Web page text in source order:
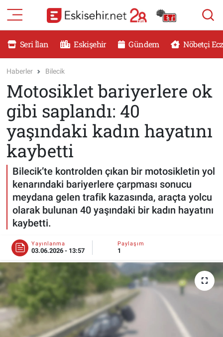
Seri İlan Eskişehir Gündem Nöbetçi
Haberler Bilecik
Motosiklet bariyerlere ok
gibi saplandı: 40
yaşındaki kadın hayatını
kaybetti
Bilecik’te kontrolden çıkan bir motosikletin yol
kenarındaki bariyerlere çarpması sonucu
meydana gelen trafik kazasında, araçta yolcu
olarak bulunan 40 yaşındaki bir kadın hayatını
kaybetti.
Yayınlanma
03.06.2026 - 13:57
Paylaşım
1
RESMİ İLANLAR
DÜNYA
SAĞLIK
MAGAZİN
KADIN
TEKNOLOJİ
YEMEK
ESKİŞEHİR NÖBETÇİ ECZANELER
Eskişehir Haber İçerikleri
Eskişehir Hava Durumu
Eskişehir Tramvay Saatleri
Eskişehir Nöbetçi Eczaneler
Eskişehir Namaz Vakitleri
Eskişehir Trafik Yoğunluk Haritası
Süper Lig Puan Durumu ve Fikstür
Tüm Manşetler
Son Dakika Haberleri
Haber Arşivi